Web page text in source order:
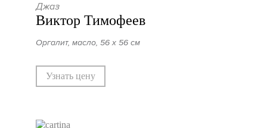
Джаз
Виктор Тимофеев
Оргалит, масло, 56 х 56 см
Узнать цену